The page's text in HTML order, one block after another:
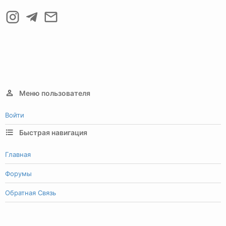
Меню пользователя
Войти
Быстрая навигация
Главная
Форумы
Обратная Связь